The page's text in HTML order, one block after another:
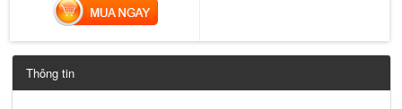
MUA NGAY
Thông tin